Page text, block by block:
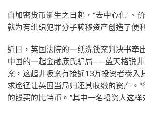
自加密货币诞生之日起，“去中心化”、
就为有组织犯罪分子转移资产创造了便
近日，英国法院的一纸洗钱案判决书牵
中国的一起金融庞氏骗局——蓝天格锐
案，这起非吸案有接近13万投资者卷入
求途径让英国当局归还其收缴的资产。
的钱买的比特币。”其中一名投资人这样